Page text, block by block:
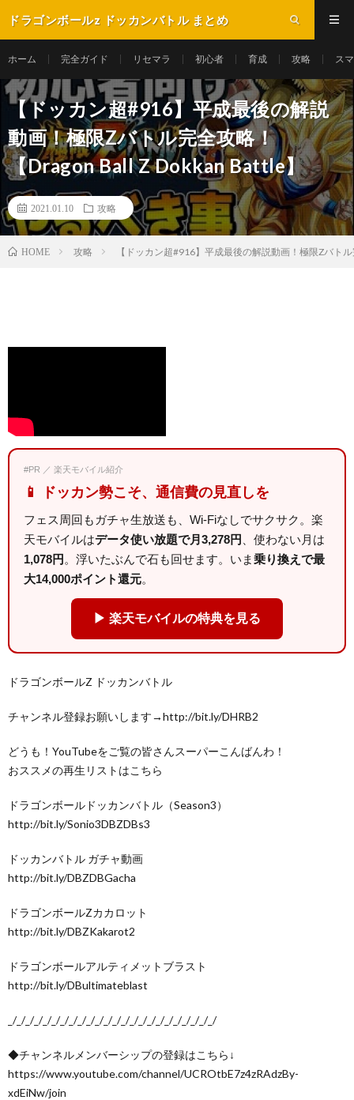
ドラゴンボールz ドッカンバトル まとめ
ホーム 完全ガイド リセマラ 初心者 育成 攻略 ス
【ドッカン超#916】平成最後の解説
動画！極限Zバトル完全攻略！
【Dragon Ball Z Dokkan Battle】
2021.01.10 攻略
HOME 攻略 【ドッカン超#916】平成最後の解説動画！極限Zバト
#PR ／ 楽天モバイル紹介
📱 ドッカン勢こそ、通信費の見直しを
フェス周回もガチャ生放送も、Wi-Fiなしでサクサク。楽
天モバイルはデータ使い放題で月3,278円
、使わない月は
1,078円 。浮いたぶんで石も回せます。いま乗り換えで最
大14,000ポイント還元。
▶ 楽天モバイルの特典を見る
ドラゴンボールZ ドッカンバトル
チャンネル登録お願いします→http://bit.ly/DHRB2
どうも！YouTubeをご覧の皆さんスーパーこんばんわ！
おススメの再生リストはこちら
ドラゴンボールドッカンバトル（Season3）
http://bit.ly/Sonio3DBZDBs3
ドッカンバトル ガチャ動画
http://bit.ly/DBZDBGacha
ドラゴンボールZカカロット
http://bit.ly/DBZKakarot2
ドラゴンボールアルティメットブラスト
http://bit.ly/DBultimateblast
_/_/_/_/_/_/_/_/_/_/_/_/_/_/_/_/_/_/_/_/_/_/_/_/
◆チャンネルメンバーシップの登録はこちら↓
https://www.youtube.com/channel/UCROtbE7z4zRAdzBy-
xdEiNw/join